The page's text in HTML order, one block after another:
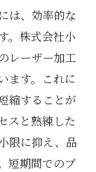
縮
は、効率的な
。株式会社小
レーザー加工
ます。これに
縮することが
スと熟練した
限に抑え、品
短期間でのプ